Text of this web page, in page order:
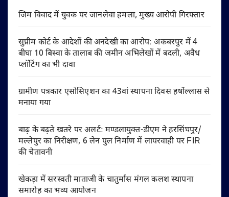
जिम विवाद में युवक पर जानलेवा हमला, मुख्य आरोपी गिरफ्तार
सुप्रीम कोर्ट के आदेशों की अनदेखी का आरोप: अकबरपुर में 4
बीघा 10 बिस्वा के तालाब की जमीन अभिलेखों में बदली, अवैध
प्लॉटिंग का भी दावा
ग्रामीण पत्रकार एसोसिएशन का 43वां स्थापना दिवस हर्षोल्लास से
मनाया गया
बाढ़ के बढ़ते खतरे पर अलर्ट: मण्डलायुक्त-डीएम ने हरसिंघपुर/
मल्लेपुर का निरीक्षण, 6 लेन पुल निर्माण में लापरवाही पर FIR
की चेतावनी
खेकड़ा में सरस्वती माताजी के चातुर्मास मंगल कलश स्थापना
समारोह का भव्य आयोजन